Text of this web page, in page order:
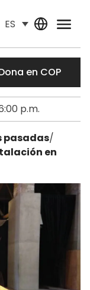
ES
en COP
p.m.
pasadas/
en